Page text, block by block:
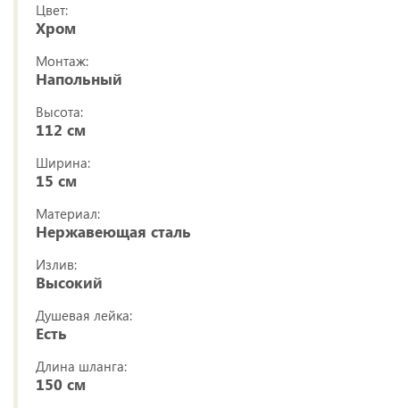
Цвет:
Хром
Монтаж:
Напольный
Высота:
112 см
Ширина:
15 см
Материал:
Нержавеющая сталь
Излив:
Высокий
Душевая лейка:
Есть
Длина шланга:
150 см